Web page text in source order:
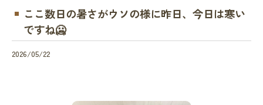
ここ数日の暑さがウソの様に昨日、今日は寒い
ですね🥶
2026/05/22